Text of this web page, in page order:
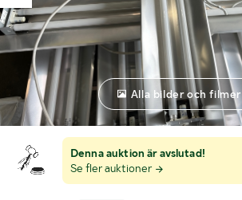
Denna auktion är avslutad!
Se fler auktioner
Alla bilder och filmer